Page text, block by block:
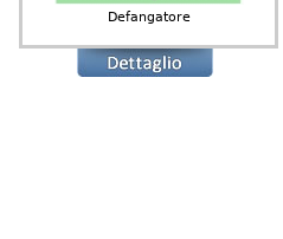
Defangatore